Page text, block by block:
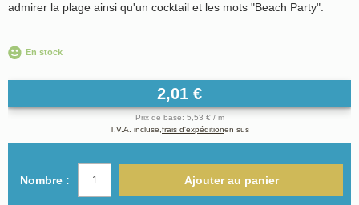
admirer la plage ainsi qu'un cocktail et les mots "Beach Party".
En stock
2,01 €
Prix de base: 5,53 € / m
T.V.A. incluse, frais d'expéditionen sus
Nombre : Ajouter au panier